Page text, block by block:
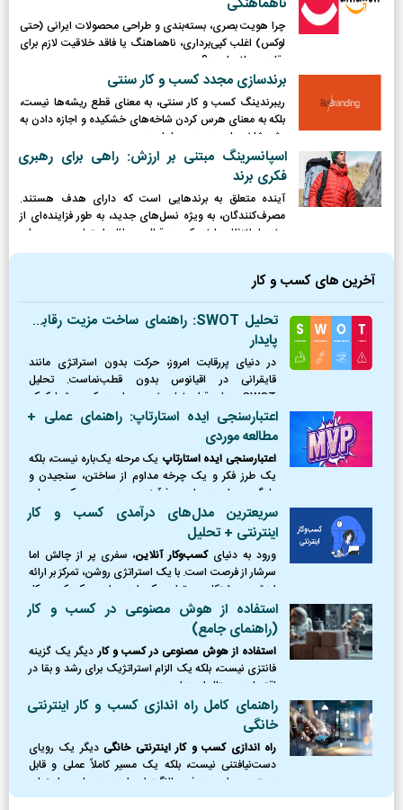
چرا هویت بصری، بسته‌بندی و طراحی محصولات ایرانی (حتی
لوکس) اغلب کپی‌برداری، ناهماهنگ یا فاقد خلاقیت لازم برای
رقابت جهانی است؟
برندسازی مجدد کسب و کار سنتی
ریبرندینگ کسب و کار سنتی، به معنای قطع ریشه‌ها نیست،
بلکه به معنای هرس کردن شاخه‌های خشکیده و اجازه دادن به
رشد شاخه‌های جدید و پربار است.
اسپانسرینگ مبتنی بر ارزش: راهی برای رهبری
فکری برند
آینده متعلق به برندهایی است که دارای هدف هستند.
مصرف‌کنندگان، به ویژه نسل‌های جدید، به طور فزاینده‌ای از
برندها انتظار دارند که در قبال مسائل اجتماعی و محیطی
موضع‌گیری کرده و نقش فعالی ایفا کنند.
آخرین های کسب و کار
تحلیل SWOT: راهنمای ساخت مزیت رقابتی
پایدار
در دنیای پررقابت امروز، حرکت بدون استراتژی مانند
قایقرانی در اقیانوس بدون قطب‌نماست. تحلیل
SWOT همان قطب‌نمای ضروری است که به شما کمک
می‌کند موقعیت دقیق خود را بشناسید، از طوفان‌ها
(تهدیدها) دوری کنید،
اعتبارسنجی ایده استارتاپ: راهنمای عملی +
مطالعه موردی
اعتبارسنجی ایده استارتاپ یک مرحله یک‌باره نیست، بلکه
یک طرز فکر و یک چرخه مداوم از ساختن، سنجیدن و
یادگیری است. این فرآیند، مرز بین یک رویای
شکست‌خورده و یک کسب‌وکار موفق را ترسیم می‌کند.
سریعترین مدل‌های درآمدی کسب و کار
اینترنتی + تحلیل
ورود به دنیایکسب‌وکار آنلاین، سفری پر از چالش اما
سرشار از فرصت است. با یک استراتژی روشن، تمرکز بر ارائه
ارزش و پشتکار، می‌توان یک ایده را به یک کسب‌وکار
پایدار و سودآور تبدیل کرد.
استفاده از هوش مصنوعی در کسب و کار
(راهنمای جامع)
استفاده از هوش مصنوعی در کسب و کاردیگر یک گزینه
فانتزی نیست، بلکه یک الزام استراتژیک برای رشد و بقا در
اقتصاد دیجیتال امروز است.
راهنمای کامل راه اندازی کسب و کار اینترنتی
خانگی
راه اندازی کسب و کار اینترنتی خانگیدیگر یک رویای
دست‌نیافتنی نیست، بلکه یک مسیر کاملاً عملی و قابل
دسترس برای هر فرد باانگیزه‌ای است. در این راهنمای
جامع، نقشه راه کاملی از نقطه صفر را ترسیم کردیم؛